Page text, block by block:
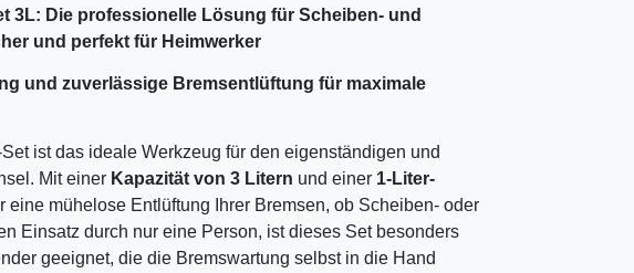
3L: Die professionelle Lösung für Scheiben- und
und perfekt für Heimwerker
und zuverlässige Bremsentlüftung für maximale
ist das ideale Werkzeug für den eigenständigen und
Mit einer Kapazität von 3 Litern und einer 1-Liter-
eine mühelose Entlüftung Ihrer Bremsen, ob Scheiben- oder
Einsatz durch nur eine Person, ist dieses Set besonders
geeignet, die die Bremswartung selbst in die Hand